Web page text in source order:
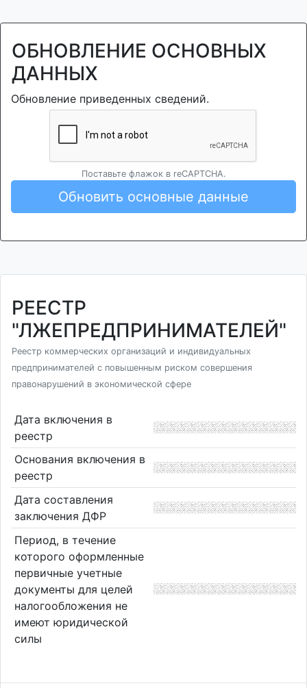
ОБНОВЛЕНИЕ ОСНОВНЫХ
ДАННЫХ
Обновление приведенных сведений.
Поставьте флажок в reCAPTCHA.
Обновить основные данные
РЕЕСТР
"ЛЖЕПРЕДПРИНИМАТЕЛЕЙ"
Реестр коммерческих организаций и индивидуальных
предпринимателей с повышенным риском совершения
правонарушений в экономической сфере
Дата включения в
реестр
Основания включения в
реестр
Дата составления
заключения ДФР
Период, в течение
которого оформленные
первичные учетные
документы для целей
налогообложения не
имеют юридической
силы